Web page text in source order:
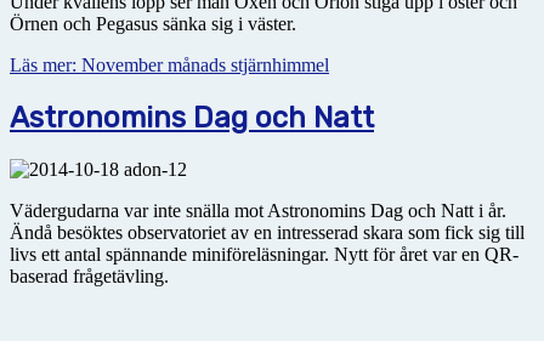
Örnen och Pegasus sänka sig i väster.
Läs mer: November månads stjärnhimmel
Astronomins Dag och Natt
Vädergudarna var inte snälla mot Astronomins Dag och Natt i år.
Ändå besöktes observatoriet av en intresserad skara som fick sig till
livs ett antal spännande miniföreläsningar. Nytt för året var en QR-
baserad frågetävling.